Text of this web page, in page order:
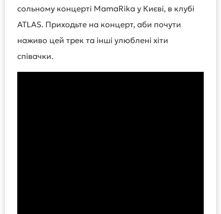
сольному концерті MamaRika у Києві, в клубі
ATLAS. Приходьте на концерт, аби почути
наживо цей трек та інші улюблені хіти
співачки.